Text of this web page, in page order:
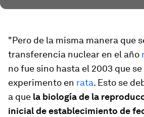
"Pero de la misma manera que
transferencia nuclear en el año
no fue sino hasta el 2003 que
experimento en rata. Esto se
a que la biología de la
inicial de establecimiento de